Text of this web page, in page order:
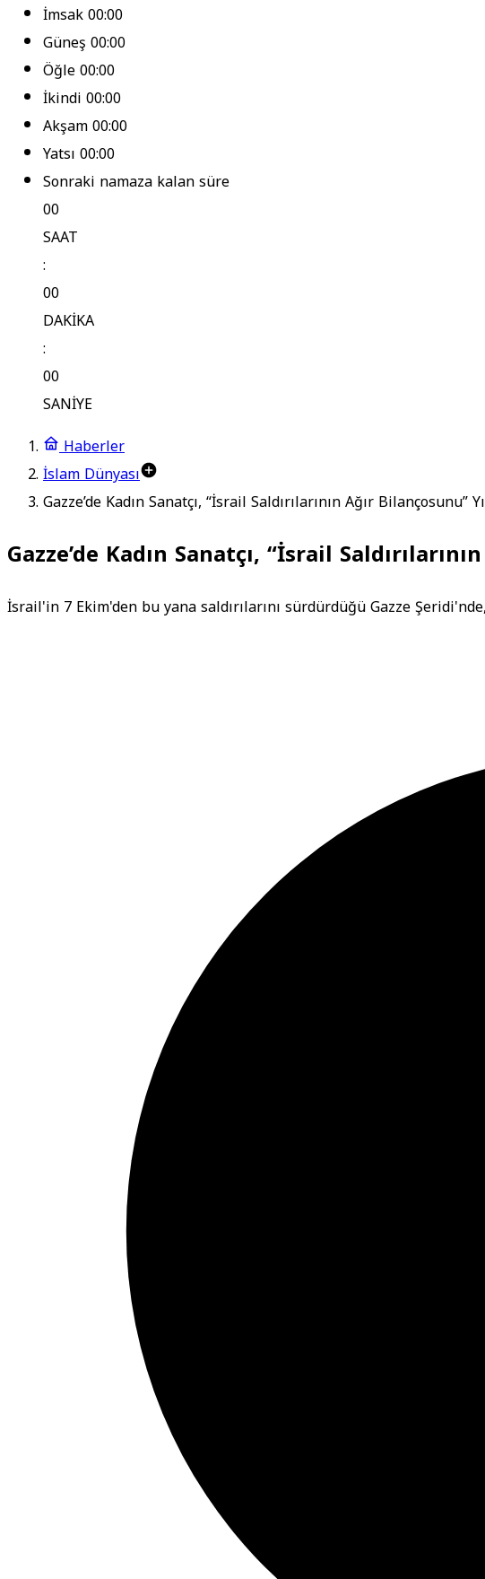
İmsak00:00
Güneş00:00
Öğle00:00
İkindi00:00
Akşam00:00
Yatsı00:00
Sonraki namaza kalan süre
00
SAAT
:
00
DAKİKA
:
00
SANİYE
Haberler
İslam Dünyası
Gazze’de Kadın Sanatçı, “İsrail Saldırılarının Ağır Bilançosunu”
Gazze’de Kadın Sanatçı, “İsrail
İsrail'in 7 Ekim'den bu yana saldırılarını sürdürdüğü Gazze